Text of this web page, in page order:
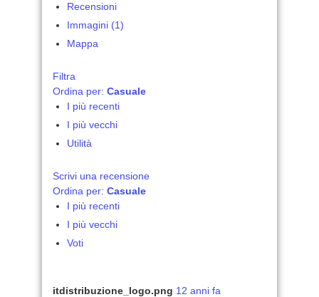
Recensioni
Immagini (1)
Mappa
Filtra
Ordina per: Casuale
I più recenti
I più vecchi
Utilità
Scrivi una recensione
Ordina per: Casuale
I più recenti
I più vecchi
Voti
itdistribuzione_logo.png 12 anni fa